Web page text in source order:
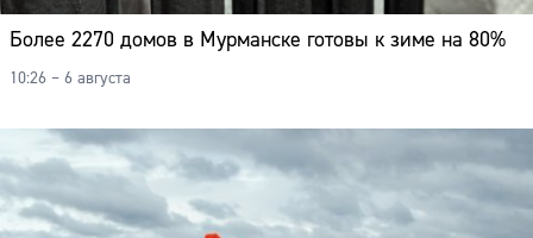
Более 2270 домов в Мурманске готовы к зиме на 80%
10:26 – 6 августа